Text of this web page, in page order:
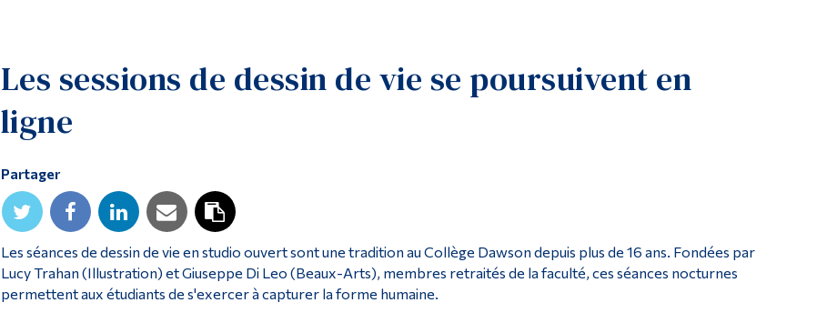
Les sessions de dessin de vie se poursuivent en
ligne
Partager
Les séances de dessin de vie en studio ouvert sont une tradition au Collège Dawson depuis plus de 16 ans. Fondées par
Lucy Trahan (Illustration) et Giuseppe Di Leo (Beaux-Arts), membres retraités de la faculté, ces séances nocturnes
permettent aux étudiants de s'exercer à capturer la forme humaine.
Menu principal
Futurs étudiants
Étudiants actuels